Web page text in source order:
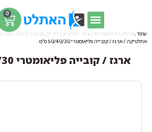
0
עמוד הבית / כל המוצרים / ציוד - מזרנים, כדורים, מכשירי כושר, ספורט
אתלטיקה / ארגז / קובייה פליאומטרי 50/40/30 ס"מ
ארגז / קובייה פליאומטרי 50/40/30 ס"מ